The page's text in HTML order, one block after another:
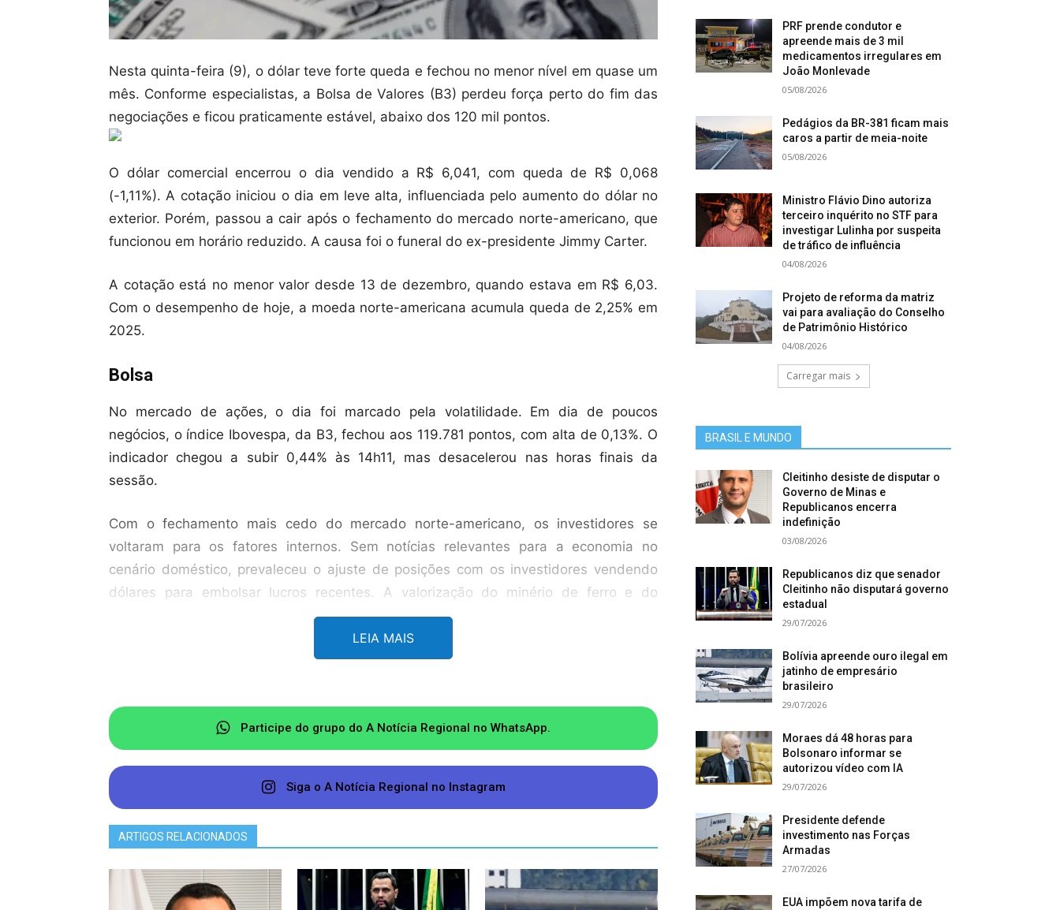
Nesta quinta-feira (9), o dólar teve forte queda e fechou no menor nível em quase um
mês. Conforme especialistas, a Bolsa de Valores (B3) perdeu força perto do fim das
negociações e ficou praticamente estável, abaixo dos 120 mil pontos.
O dólar comercial encerrou o dia vendido a R$ 6,041, com queda de R$ 0,068
(-1,11%). A cotação iniciou o dia em leve alta, influenciada pelo aumento do dólar no
exterior. Porém, passou a cair após o fechamento do mercado norte-americano, que
funcionou em horário reduzido. A causa foi o funeral do ex-presidente Jimmy Carter.
A cotação está no menor valor desde 13 de dezembro, quando estava em R$ 6,03.
Com o desempenho de hoje, a moeda norte-americana acumula queda de 2,25% em
2025.
Bolsa
No mercado de ações, o dia foi marcado pela volatilidade. Em dia de poucos
negócios, o índice Ibovespa, da B3, fechou aos 119.781 pontos, com alta de 0,13%. O
indicador chegou a subir 0,44% às 14h11, mas desacelerou nas horas finais da
sessão.
Com o fechamento mais cedo do mercado norte-americano, os investidores se
voltaram para os fatores internos. Sem notícias relevantes para a economia no
cenário doméstico, prevaleceu o ajuste de posições com os investidores vendendo
dólares para embolsar lucros recentes. A valorização do minério de ferro e do
petróleo no mercado internacional e os juros altos no Brasil ajudaram a atrair capitais
LEIA MAIS
Participe do grupo do A Notícia Regional no WhatsApp.
Siga o A Notícia Regional no Instagram
ARTIGOS RELACIONADOS
PRF prende condutor e
apreende mais de 3 mil
medicamentos irregulares em
João Monlevade
05/08/2026
Pedágios da BR-381 ficam mais
caros a partir de meia-noite
05/08/2026
Ministro Flávio Dino autoriza
terceiro inquérito no STF para
investigar Lulinha por suspeita
de tráfico de influência
04/08/2026
Projeto de reforma da matriz
vai para avaliação do Conselho
de Patrimônio Histórico
04/08/2026
Carregar mais
BRASIL E MUNDO
Cleitinho desiste de disputar o
Governo de Minas e
Republicanos encerra
indefinição
03/08/2026
Republicanos diz que senador
Cleitinho não disputará governo
estadual
29/07/2026
Bolívia apreende ouro ilegal em
jatinho de empresário
brasileiro
29/07/2026
Moraes dá 48 horas para
Bolsonaro informar se
autorizou vídeo com IA
29/07/2026
Presidente defende
investimento nas Forças
Armadas
27/07/2026
EUA impõem nova tarifa de